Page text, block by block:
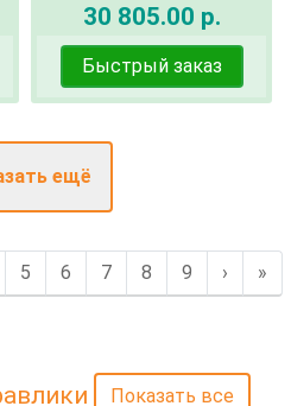
30 805.00 р.
Быстрый заказ
ещё
5 6 7 8 9 › »
Показать все